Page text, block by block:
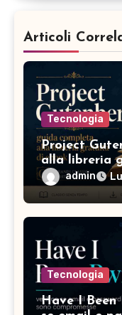
Articoli
Tecnologia
Project
alla libreria
admin
Tecnologia
Have I Been